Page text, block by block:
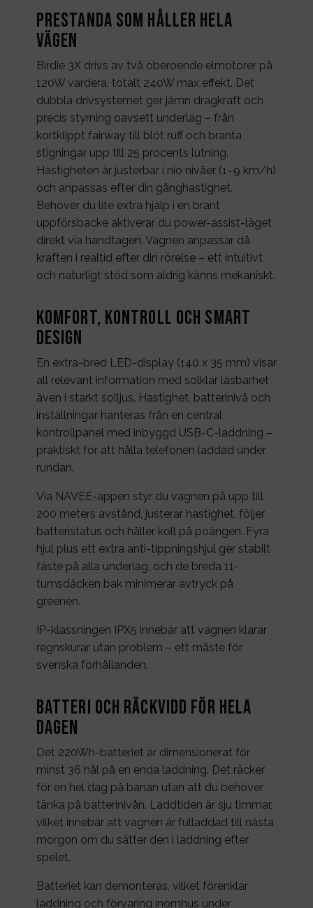
Prestanda som håller hela
vägen
Birdie 3X drivs av två oberoende elmotorer på
120W vardera, totalt 240W max effekt. Det
dubbla drivsystemet ger jämn dragkraft och
precis styrning oavsett underlag – från
kortklippt fairway till blöt ruff och branta
stigningar upp till 25 procents lutning.
Hastigheten är justerbar i nio nivåer (1–9 km/h)
och anpassas efter din gånghastighet.
Behöver du lite extra hjälp i en brant
uppförsbacke aktiverar du power-assist-läget
direkt via handtagen. Vagnen anpassar då
kraften i realtid efter din rörelse – ett intuitivt
och naturligt stöd som aldrig känns mekaniskt.
Komfort, kontroll och smart
design
En extra-bred LED-display (140 x 35 mm) visar
all relevant information med solklar läsbarhet
även i starkt solljus. Hastighet, batterinivå och
inställningar hanteras från en central
kontrollpanel med inbyggd USB-C-laddning –
praktiskt för att hålla telefonen laddad under
rundan.
Via NAVEE-appen styr du vagnen på upp till
200 meters avstånd, justerar hastighet, följer
batteristatus och håller koll på poängen. Fyra
hjul plus ett extra anti-tippningshjul ger stabilt
fäste på alla underlag, och de breda 11-
tumsdäcken bak minimerar avtryck på
greenen.
IP-klassningen IPX5 innebär att vagnen klarar
regnskurar utan problem – ett måste för
svenska förhållanden.
Batteri och räckvidd för hela
dagen
Det 220Wh-batteriet är dimensionerat för
minst 36 hål på en enda laddning. Det räcker
för en hel dag på banan utan att du behöver
tänka på batterinivån. Laddtiden är sju timmar,
vilket innebär att vagnen är fulladdad till nästa
morgon om du sätter den i laddning efter
spelet.
Batteriet kan demonteras, vilket förenklar
laddning och förvaring inomhus under